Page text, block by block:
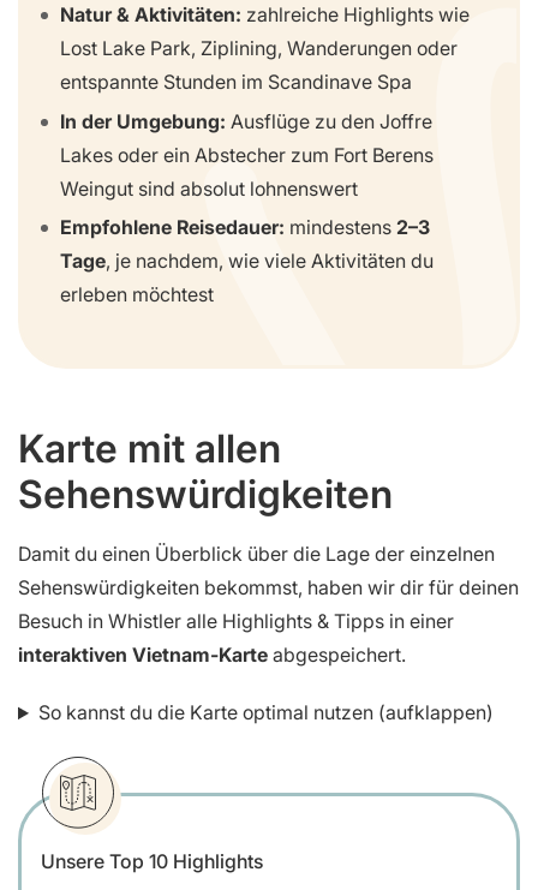
Natur & Aktivitäten: zahlreiche Highlights wie
Lost Lake Park, Ziplining, Wanderungen oder
entspannte Stunden im Scandinave Spa
In der Umgebung: Ausflüge zu den Joffre
Lakes oder ein Abstecher zum Fort Berens
Weingut sind absolut lohnenswert
Empfohlene Reisedauer: mindestens 2–3
Tage, je nachdem, wie viele Aktivitäten du
erleben möchtest
Karte mit allen
Sehenswürdigkeiten
Damit du einen Überblick über die Lage der einzelnen
Sehenswürdigkeiten bekommst, haben wir dir für deinen
Besuch in Whistler alle Highlights & Tipps in einer
interaktiven Vietnam-Karte abgespeichert.
So kannst du die Karte optimal nutzen (aufklappen)
Unsere Top 10 Highlights